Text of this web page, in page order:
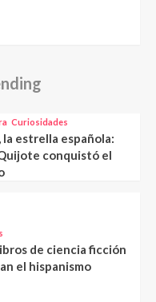
Curiosidades
la estrella española:
conquistó el
de ciencia ficción
el hispanismo